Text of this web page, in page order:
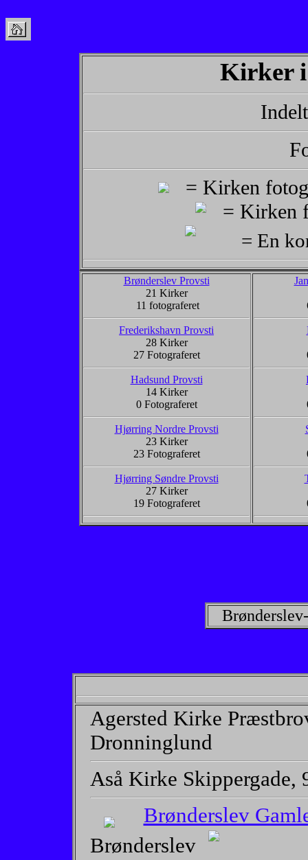
Kirker
= Kirken
= Kirken
= En
Brønderslev Provsti
21 Kirker
11 fotograferet
Frederikshavn Provsti
28 Kirker
27 Fotograferet
Hadsund Provsti
14 Kirker
0 Fotograferet
Hjørring Nordre Provsti
23 Kirker
23 Fotograferet
Hjørring Søndre Provsti
27 Kirker
19 Fotograferet
Agersted Kirke
Dronninglund
Aså Kirke Skippergade,
Brønderslev
Brønderslev